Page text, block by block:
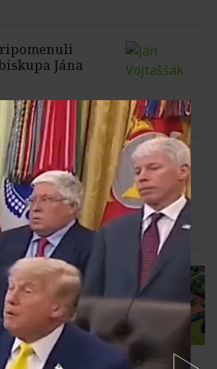
Jána
SAFE by
desiatky
tender na
kaštieľa